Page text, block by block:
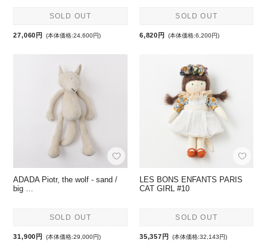
SOLD OUT
27,060円 (本体価格:24,600円)
SOLD OUT
6,820円 (本体価格:6,200円)
ADADA Piotr, the wolf - sand /
big …
SOLD OUT
31,900円 (本体価格:29,000円)
LES BONS ENFANTS PARIS
CAT GIRL #10
SOLD OUT
35,357円 (本体価格:32,143円)